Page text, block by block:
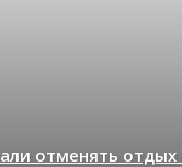
отменять отдых